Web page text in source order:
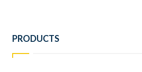
PRODUCTS